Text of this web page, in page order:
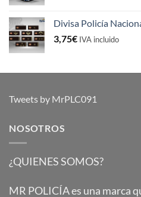
Divisa Policía
3,75€ IVA incluido
Tweets by MrPLC091
NOSOTROS
¿QUIENES SOMOS?
MR POLICÍA es una marca